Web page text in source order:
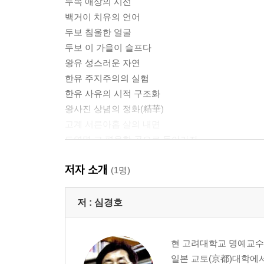
백거이 치유의 언어
두보 침울한 얼굴
두보 이 가을이 슬프다
왕유 성스러운 자연
한유 주지주의의 실험
한유 사유의 시적 구조화
왕사진 상념의 정화(精華)
도연명 그 평온한 곳으로 돌아가자
후기
미주 / 찾아보기
저자 소개 (1명)
저 : 심경호
현 고려대학교 명예교
일본 교토(京都)대학에